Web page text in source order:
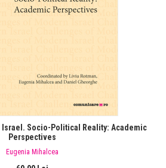
Socio-Political Reality: Academic
Perspectives
Eugenia Mihalcea